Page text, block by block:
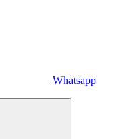
Whatsapp